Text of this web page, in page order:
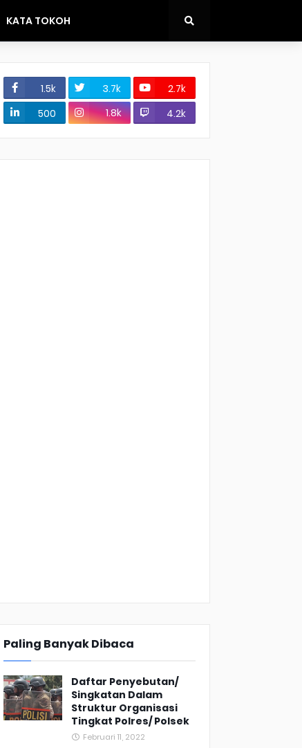
KATA TOKOH
1.5k 3.7k
2.7k
500
1.8k 4.2k
Paling Banyak Dibaca
Daftar Penyebutan/
Singkatan Dalam
Struktur Organisasi
Tingkat Polres/ Polsek
Februari 11, 2022